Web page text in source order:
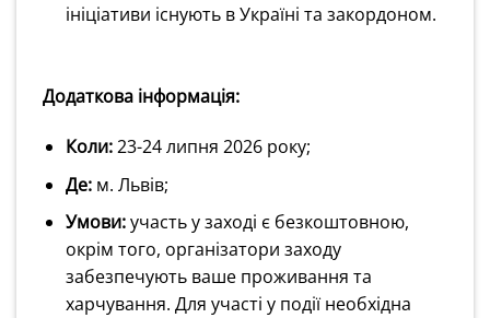
ініціативи існують в Україні та закордоном.
Додаткова інформація:
Коли:23-24 липня 2026 року;
Де:м. Львів;
Умови:участь у заході є безкоштовною,
окрім того, організатори заходу
забезпечують ваше проживання та
харчування. Для участі у події необхідна